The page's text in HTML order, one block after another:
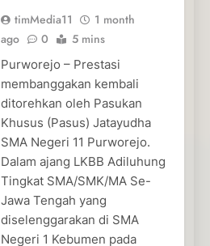
timMedia11
1 month
ago
0 5 mins
Purworejo – Prestasi
membanggakan kembali
ditorehkan oleh Pasukan
Khusus (Pasus) Jatayudha
SMA Negeri 11 Purworejo.
Dalam ajang LKBB Adiluhung
Tingkat SMA/SMK/MA Se-
Jawa Tengah yang
diselenggarakan di SMA
Negeri 1 Kebumen pada